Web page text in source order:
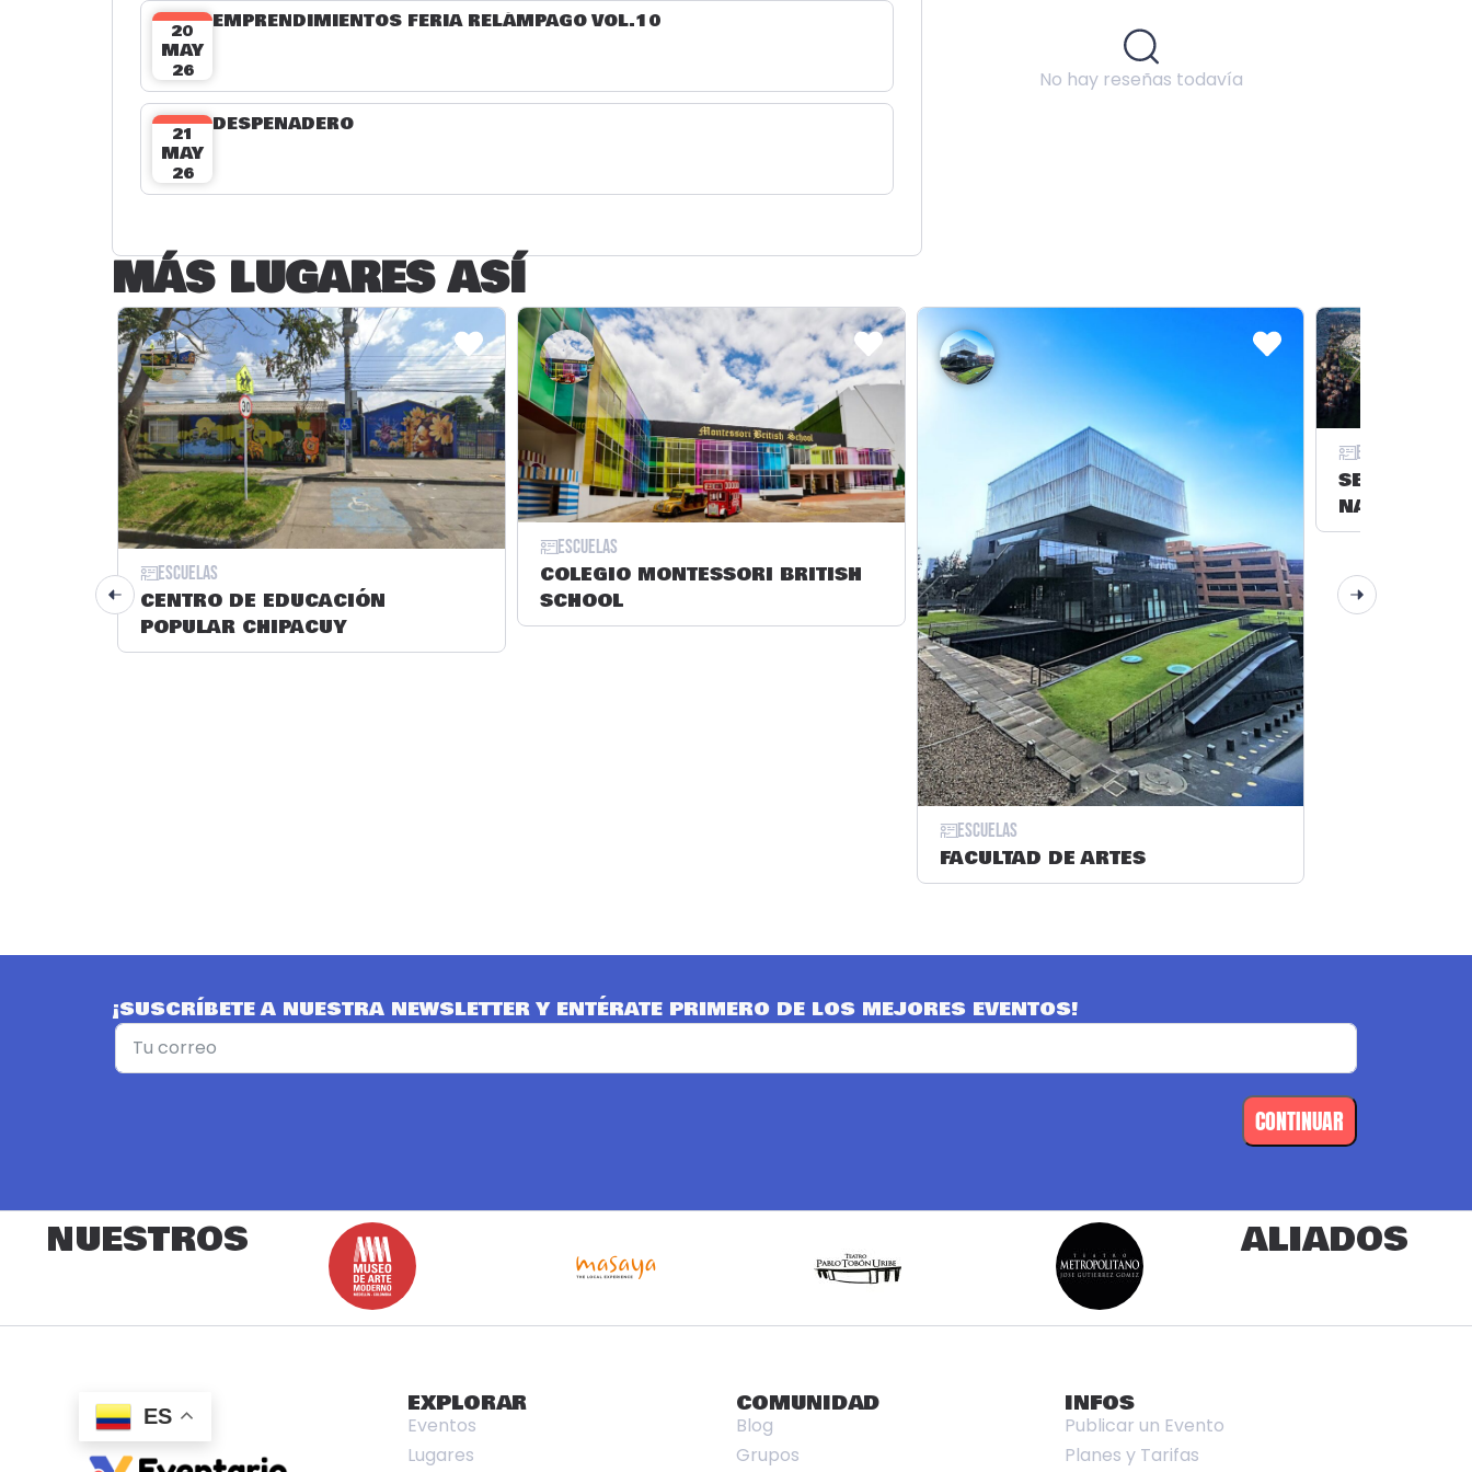
20
MAY
26
EMPRENDIMIENTOS FERIA RELÁMPAGO VOL.10
21
MAY
26
DESPEÑADERO
No hay reseñas todavía
MÁS LUGARES ASÍ
Escuelas
CENTRO DE EDUCACIÓN
POPULAR CHIPACUY
Escuelas
COLEGIO MONTESSORI BRITISH
SCHOOL
Escuelas
FACULTAD DE ARTES
Escuelas
SEDE
NACIONAL
¡SUSCRÍBETE A NUESTRA NEWSLETTER Y ENTÉRATE PRIMERO DE LOS MEJORES EVENTOS!
CONTINUAR
NUESTROS ALIADOS
ES EXPLORAR
Eventos
Lugares
COMUNIDAD
Blog
Grupos
INFOS
Publicar un Evento
Planes y Tarifas